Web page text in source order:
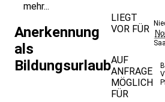
mehr...
Anerkennung
als
Bildungsurlaub
LIEGT
VOR FÜR
AUF
ANFRAGE
MÖGLICH
FÜR